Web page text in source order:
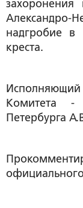
надгробие в
креста.
Комитета -
Петербурга